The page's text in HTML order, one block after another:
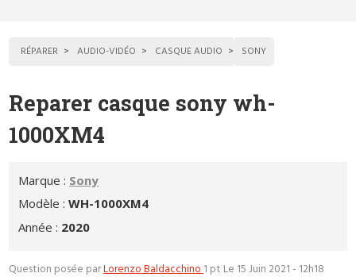
RÉPARER AUDIO-VIDÉO CASQUE AUDIO SONY
Reparer casque sony wh-
1000XM4
Marque : Sony
Modèle :WH-1000XM4
Année : 2020
Question posée parLorenzo Baldacchino1 pt Le 15 Juin 2021 - 12h18